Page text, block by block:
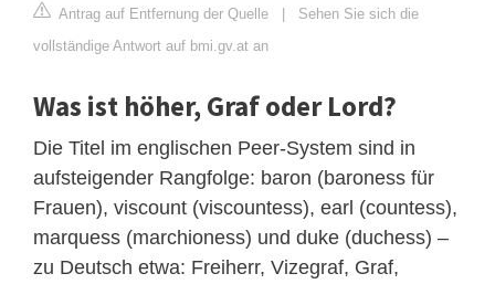
Antrag auf Entfernung der Quelle | Sehen Sie sich die
vollständige Antwort auf bmi.gv.at an
Was ist höher, Graf oder Lord?
Die Titel im englischen Peer-System sind in
aufsteigender Rangfolge: baron (baroness für
Frauen), viscount (viscountess), earl (countess),
marquess (marchioness) und duke (duchess) –
zu Deutsch etwa: Freiherr, Vizegraf, Graf,